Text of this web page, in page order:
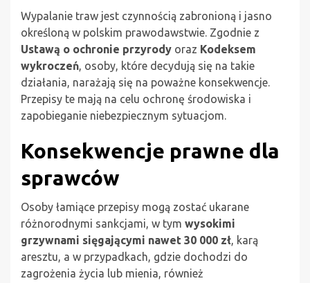
Wypalanie traw jest czynnością zabronioną i jasno
określoną w polskim prawodawstwie. Zgodnie z
Ustawą o ochronie przyrody oraz Kodeksem
wykroczeń, osoby, które decydują się na takie
działania, narażają się na poważne konsekwencje.
Przepisy te mają na celu ochronę środowiska i
zapobieganie niebezpiecznym sytuacjom.
Konsekwencje prawne dla
sprawców
Osoby łamiące przepisy mogą zostać ukarane
różnorodnymi sankcjami, w tym wysokimi
grzywnami sięgającymi nawet 30 000 zł, karą
aresztu, a w przypadkach, gdzie dochodzi do
zagrożenia życia lub mienia, również